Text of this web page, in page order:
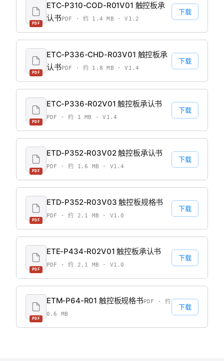
PDF
ETC-P310-COD-R01V01 触控板承
认书PDF · 约 1.4 MB · V1.2
下载
PDF
ETC-P336-CHD-R03V01 触控板承
认书PDF · 约 1.8 MB · V1.4
下载
PDF
ETC-P336-R02V01 触控板承认书
PDF · 约 1 MB · V1.4
下载
PDF
ETD-P352-R03V02 触控板承认书
PDF · 约 1.6 MB · V1.4
下载
PDF
ETD-P352-R03V03 触控板规格书
PDF · 约 2.1 MB · V1.0
下载
PDF
ETE-P434-R02V01 触控板承认书
PDF · 约 2.1 MB · V1.0
下载
PDF
ETM-P64-R01 触控板规格书PDF · 约
0.6 MB
下载